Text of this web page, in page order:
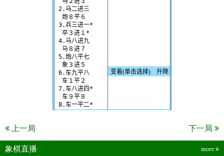
上一局 下一局
象棋直播 more